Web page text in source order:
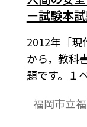
ー試験本試
2012年［現
から，教科
題です。１
福岡市立